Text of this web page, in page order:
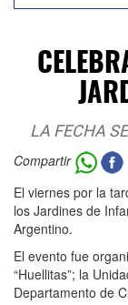
LA FECHA
Compartir
El viernes por la
los Jardines de
Argentino.
El evento fue
“Huellitas”; la
Departamento de